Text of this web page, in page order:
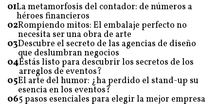
01La metamorfosis del contador: de números a
héroes financieros
02Rompiendo mitos: El embalaje perfecto no
necesita ser una obra de arte
03Descubre el secreto de las agencias de diseño
que deslumbran negocios
04Estás listo para descubrir los secretos de los
arreglos de eventos?
05El arte del humor: ¿ha perdido el stand-up su
esencia en los eventos?
065 pasos esenciales para elegir la mejor empresa